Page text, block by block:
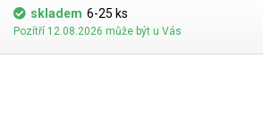
samotnou bezpečnost pracoviště, jelikož díky
nářadí na zem, ani jiné poranění způsobené
skladem 6-25 ks
Pozítří 12.08.2026 může být u Vás